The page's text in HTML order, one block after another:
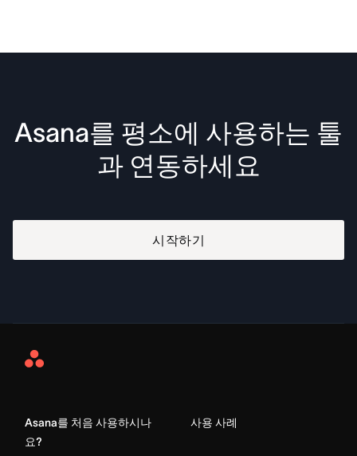
Asana를 평소에 사용하는 툴
과 연동하세요
시작하기
Asana
Asana를 처음 사용하시나
요?
사용 사례